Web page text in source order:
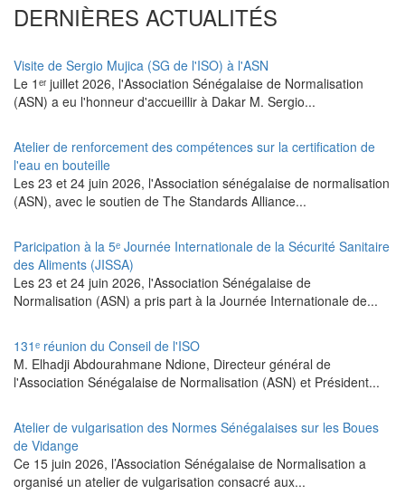
DERNIÈRES ACTUALITÉS
Visite de Sergio Mujica (SG de l'ISO) à l'ASN
Le 1ᵉʳ juillet 2026, l'Association Sénégalaise de Normalisation
(ASN) a eu l'honneur d'accueillir à Dakar M. Sergio...
Atelier de renforcement des compétences sur la certification de
l'eau en bouteille
Les 23 et 24 juin 2026, l'Association sénégalaise de normalisation
(ASN), avec le soutien de The Standards Alliance...
Paricipation à la 5ᵉ Journée Internationale de la Sécurité Sanitaire
des Aliments (JISSA)
‎Les 23 et 24 juin 2026, l'Association Sénégalaise de
Normalisation (ASN) a pris part à la Journée Internationale de...
131ᵉ réunion du Conseil de l'ISO
M. Elhadji Abdourahmane Ndione, Directeur général de
l'Association Sénégalaise de Normalisation (ASN) et Président...
Atelier de vulgarisation des Normes Sénégalaises sur les Boues
de Vidange
Ce 15 juin 2026, l’Association Sénégalaise de Normalisation a
organisé un atelier de vulgarisation consacré aux...